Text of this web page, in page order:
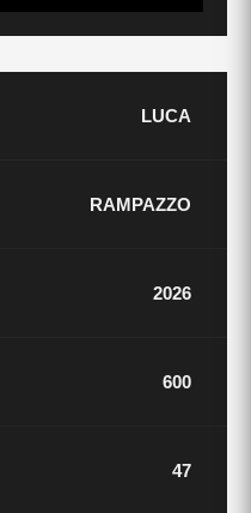
LUCA
RAMPAZZO
2026
600
47